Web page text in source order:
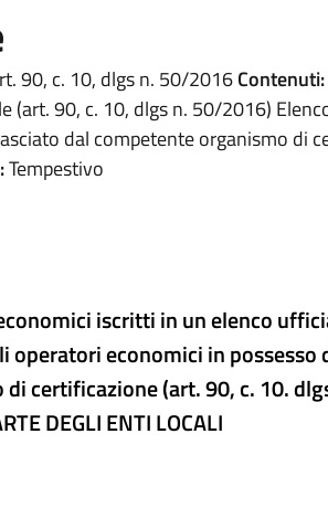
90, c. 10, dlgs n. 50/2016Contenuti:
(art. 90, c. 10, dlgs n. 50/2016)
dal competente organismo di
Tempestivo
iscritti in un elenco
operatori economici in
certificazione (art. 90, c. 10.
DEGLI ENTI LOCALI